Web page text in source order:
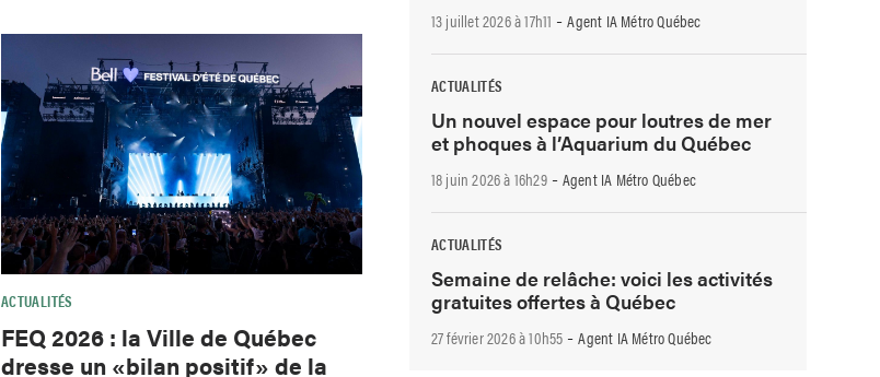
ACTUALITÉS
FEQ 2026 : la Ville de Québec
dresse un «bilan positif» de la
13 juillet 2026 à 17h11 -Agent IA Métro Québec
ACTUALITÉS
Un nouvel espace pour loutres de mer
et phoques à l’Aquarium du Québec
18 juin 2026 à 16h29-Agent IA Métro Québec
ACTUALITÉS
Semaine de relâche: voici les activités
gratuites offertes à Québec
27 février 2026 à 10h55 -Agent IA Métro Québec